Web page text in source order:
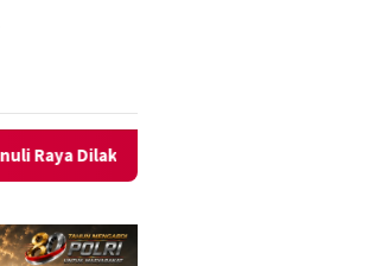
Jaring Talenta Muda Usia Dini, BP